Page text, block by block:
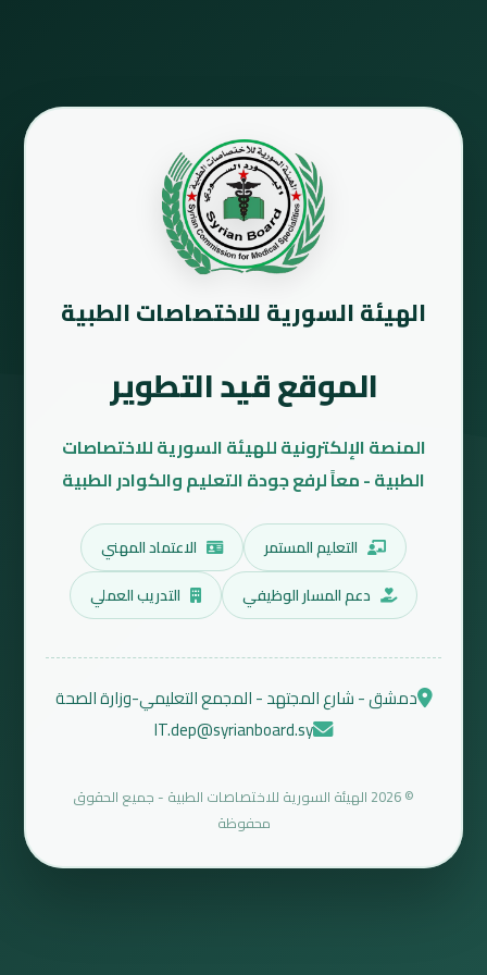
الهيئة السورية للاختصاصات الطبية
الموقع قيد التطوير
المنصة الإلكترونية للهيئة السورية للاختصاصات
الطبية - معاً لرفع جودة التعليم والكوادر الطبية
التعليم المستمر
الاعتماد المهني
دعم المسار الوظيفي
التدريب العملي
دمشق - شارع المجتهد - المجمع التعليمي-وزارة الصحة
IT.dep@syrianboard.sy
© 2026 الهيئة السورية للاختصاصات الطبية - جميع الحقوق
محفوظة